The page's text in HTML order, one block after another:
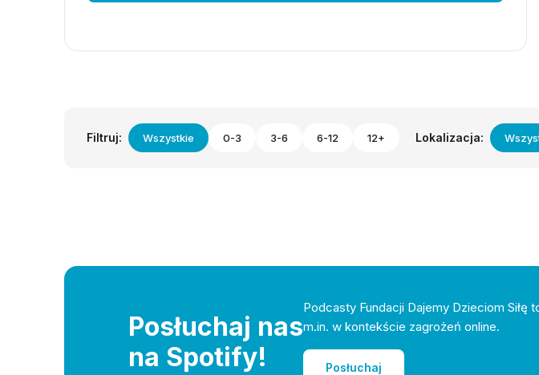
Filtruj: Wszystkie 0-3 3-6 6-12 12+ Lokalizacja:
Posłuchaj nas
na Spotify!
Podcasty Fundacji Dajemy Dzieciom
m.in. w kontekście zagrożeń online.
Posłuchaj